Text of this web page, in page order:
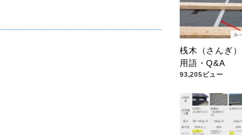
桟木（さんぎ
用語・Q&A
93,205ビュー